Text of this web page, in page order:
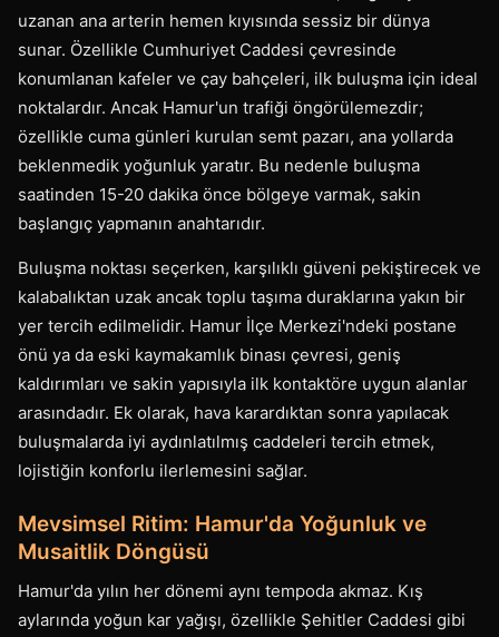
uzanan ana arterin hemen kıyısında sessiz bir dünya
sunar. Özellikle Cumhuriyet Caddesi çevresinde
konumlanan kafeler ve çay bahçeleri, ilk buluşma için ideal
noktalardır. Ancak Hamur'un trafiği öngörülemezdir;
özellikle cuma günleri kurulan semt pazarı, ana yollarda
beklenmedik yoğunluk yaratır. Bu nedenle buluşma
saatinden 15-20 dakika önce bölgeye varmak, sakin
başlangıç yapmanın anahtarıdır.
Buluşma noktası seçerken, karşılıklı güveni pekiştirecek ve
kalabalıktan uzak ancak toplu taşıma duraklarına yakın bir
yer tercih edilmelidir. Hamur İlçe Merkezi'ndeki postane
önü ya da eski kaymakamlık binası çevresi, geniş
kaldırımları ve sakin yapısıyla ilk kontaktöre uygun alanlar
arasındadır. Ek olarak, hava karardıktan sonra yapılacak
buluşmalarda iyi aydınlatılmış caddeleri tercih etmek,
lojistiğin konforlu ilerlemesini sağlar.
Mevsimsel Ritim: Hamur'da Yoğunluk ve
Musaitlik Döngüsü
Hamur'da yılın her dönemi aynı tempoda akmaz. Kış
aylarında yoğun kar yağışı, özellikle Şehitler Caddesi gibi